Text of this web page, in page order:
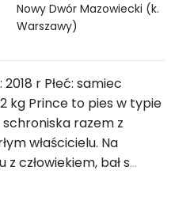
Nowy Dwór Mazowiecki (k.
Warszawy)
r Płeć: samiec
kg Prince to pies w typie
razem z
właścicielu. Na
człowiekiem, bał s...